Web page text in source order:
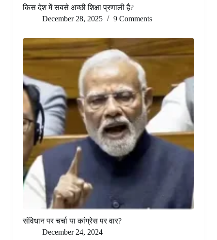
किस देश में सबसे अच्छी शिक्षा प्रणाली है?
December 28, 2025
9 Comments
संविधान पर चर्चा या कांग्रेस पर वार?
December 24, 2024